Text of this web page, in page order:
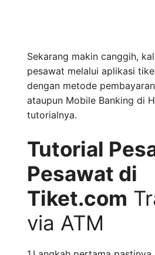
Sekarang makin canggih,
pesawat melalui aplikasi
dengan metode
ataupun Mobile Banking di
tutorialnya.
Tutorial
Pesawat di
Tiket.com
via ATM